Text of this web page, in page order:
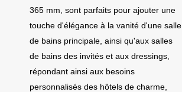
365 mm, sont parfaits pour ajouter une
touche d'élégance à la vanité d'une salle
de bains principale, ainsi qu'aux salles
de bains des invités et aux dressings,
répondant ainsi aux besoins
personnalisés des hôtels de charme,